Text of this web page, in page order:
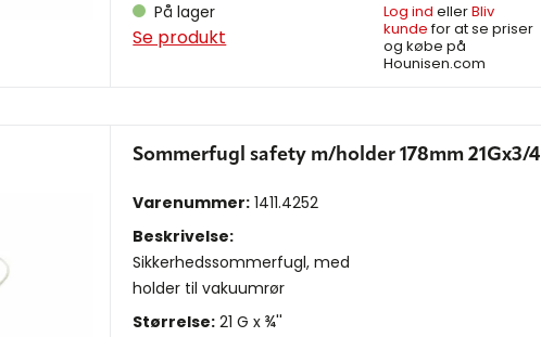
På lager
Se produkt
Log ind ellerBliv
kundefor at se priser
og købe på
Hounisen.com
Sommerfugl safety m/holder 178mm 21Gx3/4
Varenummer: 1411.4252
Beskrivelse:
Sikkerhedssommerfugl, med
holder til vakuumrør
Størrelse: 21 G x ¾''